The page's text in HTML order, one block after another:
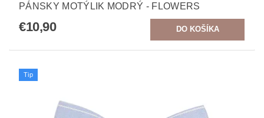
PÁNSKY MOTÝLIK MODRÝ - FLOWERS
€10,90
Tip